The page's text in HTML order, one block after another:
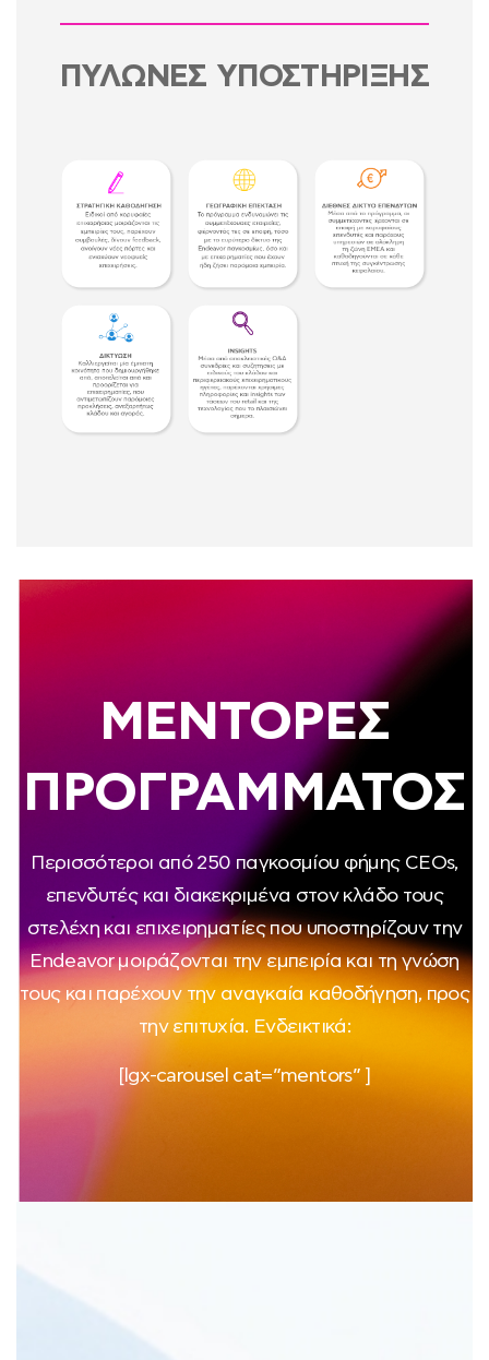
ΠΥΛΩΝΕΣ ΥΠΟΣΤΗΡΙΞΗΣ
ΜΕΝΤΟΡΕΣ
ΠΡΟΓΡΑΜΜΑΤΟΣ
Περισσότεροι από 250 παγκοσμίου φήμης CEOs,
επενδυτές και διακεκριμένα στον κλάδο τους
στελέχη και επιχειρηματίες που υποστηρίζουν την
Endeavor μοιράζονται την εμπειρία και τη γνώση
τους και παρέχουν την αναγκαία καθοδήγηση, προς
την επιτυχία. Ενδεικτικά:
[lgx-carousel cat=”mentors” ]